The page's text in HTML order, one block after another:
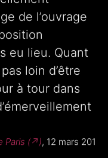
de l’ouvrage
eu lieu. Quant
loin d’être
à tour dans
Paris (↗) , 12 mars 201